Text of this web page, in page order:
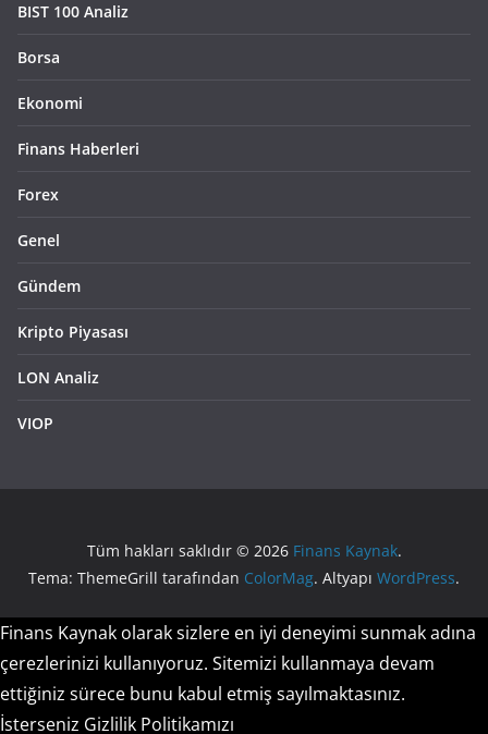
BIST 100 Analiz
Borsa
Ekonomi
Finans Haberleri
Forex
Genel
Gündem
Kripto Piyasası
LON Analiz
VIOP
Tüm hakları saklıdır © 2026 Finans Kaynak.
Tema: ThemeGrill tarafından ColorMag. Altyapı WordPress.
Finans Kaynak olarak sizlere en iyi deneyimi sunmak adına
çerezlerinizi kullanıyoruz. Sitemizi kullanmaya devam
ettiğiniz sürece bunu kabul etmiş sayılmaktasınız.
İsterseniz Gizlilik Politikamızı